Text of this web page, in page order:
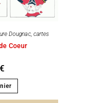
Dougnac, cartes
Coeur
€